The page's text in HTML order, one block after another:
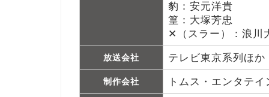
豹：安元洋貴
篁：大塚芳忠
✕（スラー）：浪川
放送会社 テレビ東京系列ほか
制作会社 トムス・エンタテ